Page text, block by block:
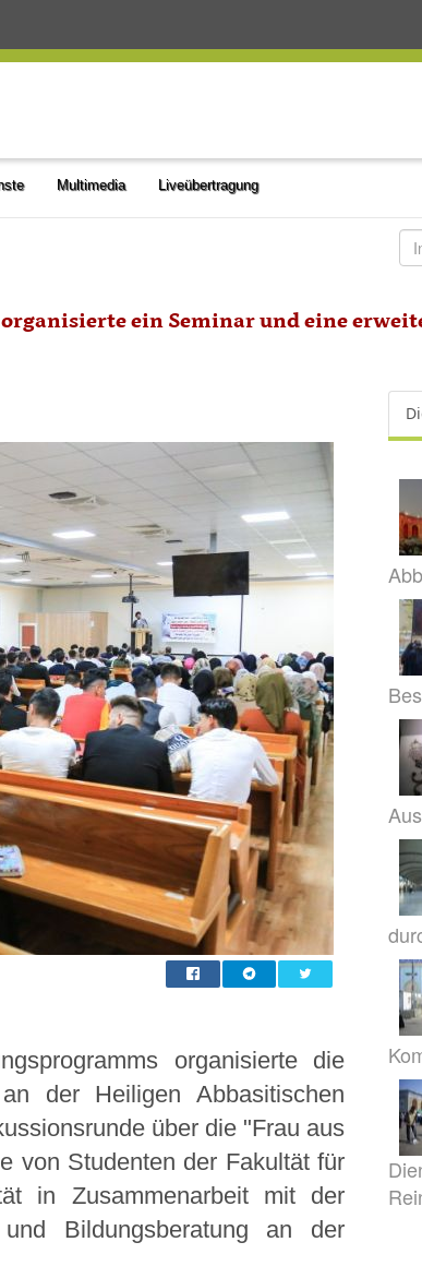
Multimedia Liveübertragung
ein Seminar und eine
organisierte die
der Heiligen Abbasitischen
über die "Frau aus
von Studenten der Fakultät für
in Zusammenarbeit mit der
Bildungsberatung an der